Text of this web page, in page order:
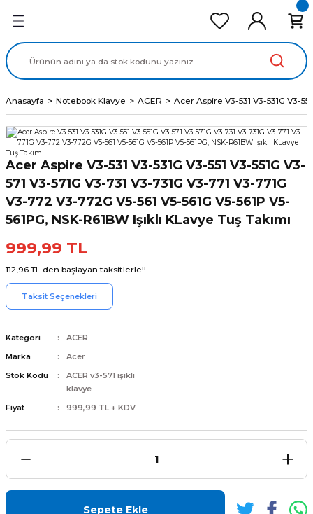
Ekran Panel
Data Kablo
Anasayfa Notebook Klavye ACER Acer Aspire V3-531 V3-531G V3-
Acer Aspire V3-531 V3-531G V3-551 V3-551G V3-
571 V3-571G V3-731 V3-731G V3-771 V3-771G
V3-772 V3-772G V5-561 V5-561G V5-561P V5-
561PG, NSK-R61BW Işıklı KLavye Tuş Takımı
999,99 TL
112,96 TL den başlayan taksitlerle!!
Taksit Seçenekleri
Kategori
ACER
Marka
Acer
Stok Kodu
ACER v3-571 ışıklı
klavye
Fiyat
999,99 TL + KDV
Sepete Ekle